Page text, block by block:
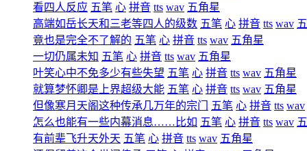
看四人反应 五笔 心 拼音 tts wav 五角星
高端如岳长天和三老等四人的级数 五笔 心 拼音 tts wav
竟也是完全不了解的 五笔 心 拼音 tts wav 五角星
一切仍属未知 五笔 心 拼音 tts wav 五角星
叶笑心中不免多少有些失望 五笔 心 拼音 tts wav 五角星
就算梦怀卿是上界超级大能 五笔 心 拼音 tts wav 五角星
但像寒月天阁这种传承几万年的宗门
五笔 心 拼音 tts wav
怎么也能有一些内幕消息……比如 五笔 心 拼音 tts wav
有前辈飞升天外天 五笔 心 拼音 tts wav 五角星